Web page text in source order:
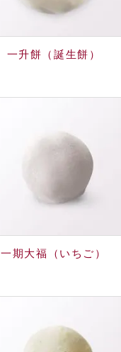
一升餅（誕生餅）
一期大福（いちご）